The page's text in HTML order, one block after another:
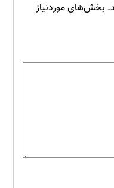
بخش‌های موردنیاز